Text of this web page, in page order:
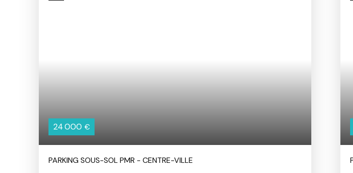
24 000 €
PARKING SOUS-SOL PMR - CENTRE-VILLE